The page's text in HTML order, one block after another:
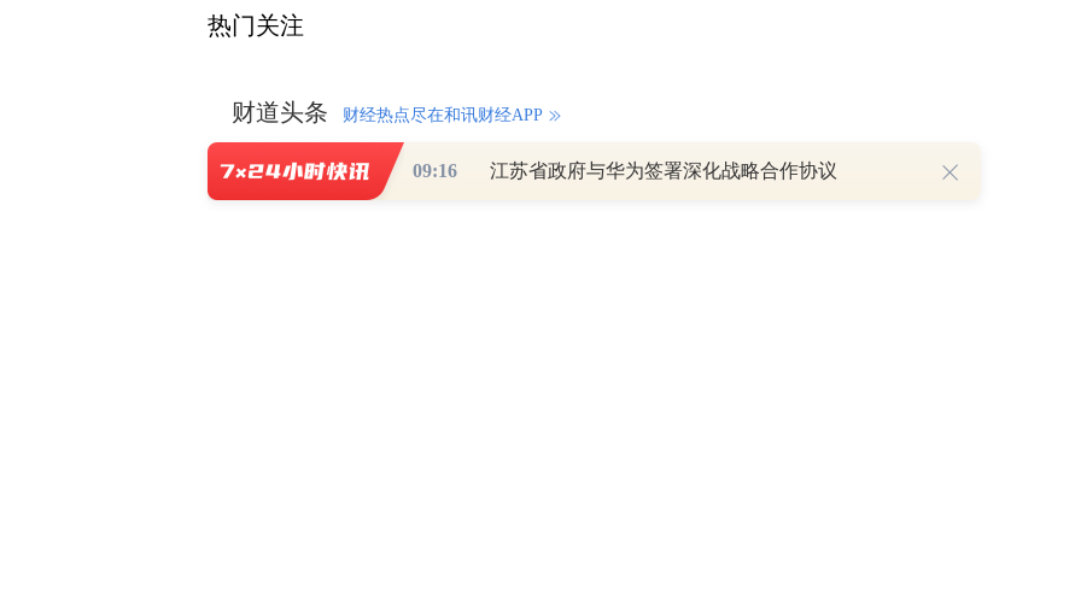
热门关注
财道头条 财经热点尽在和讯财经APP
09:16 江苏省政府与华为签署深化战略合作协议